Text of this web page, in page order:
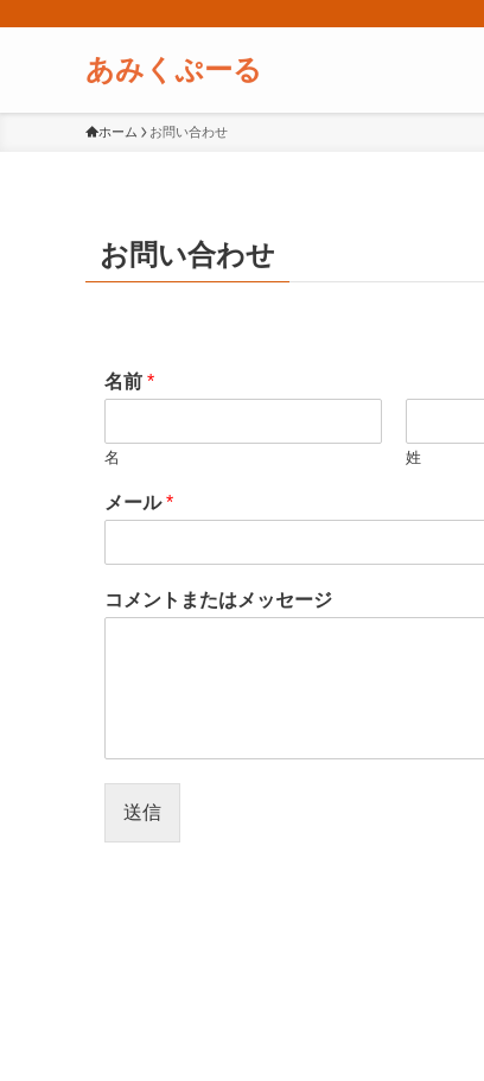
あみくぷーる
ホーム お問い合わせ
お問い合わせ
名前 *
名 姓
メール*
コメントまたはメッセージ
送信